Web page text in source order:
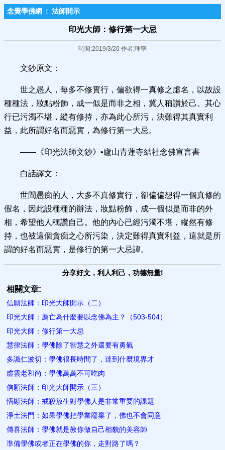
念覺學佛網 : 法師開示
印光大師：修行第一大忌
時間:2019/3/20 作者:理寧
文鈔原文：
世之愚人，每多不修實行，偏欲得一真修之虛名，以故設
種種法，妝點粉飾，成一似是而非之相，冀人稱讚於己。其心
行已污濁不堪，縱有修持，亦為此心所污，決難得其真實利
益，此所謂好名而惡實，為修行第一大忌。
——《印光法師文鈔》•廬山青蓮寺結社念佛宣言書
白話譯文：
世間愚痴的人，大多不真修實行，卻偏偏想得一個真修的
假名，因此設種種的辦法，妝點粉飾，成一個似是而非的外
相，希望他人稱讚自己。他的內心已經污濁不堪，縱然有修
持，也被這個貪痴之心所污染，決定難得真實利益，這就是所
謂的好名而惡實，是修行的第一大忌諱。
分享好文，利人利己，功德無量!
相關文章:
信願法師：印光大師開示（二）
印光大師：薦亡為什麼要以念佛為主？（503-504）
印光大師：修行第一大忌
慧律法師：學佛除了智慧之外還要有勇氣
多識仁波切：學佛很長時間了，達到什麼境界​才
虛雲老和尚：學佛萬萬不可吃肉
信願法師：印光大師開示（三）
悟顯法師：戒殺放生對學佛人是非常重要的課題
淨土法門：如果學佛把學業廢棄了，佛也不會同意
傳喜法師：學佛就是教你做自己相貌的美容師
準備學佛或者正在學佛的你，走對路了嗎？